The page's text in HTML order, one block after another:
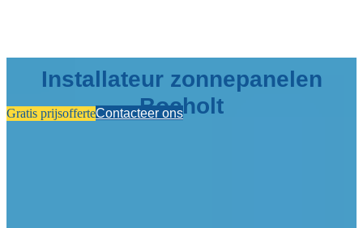
Installateur zonnepanelen
Bocholt
Gratis prijsofferteContacteer ons